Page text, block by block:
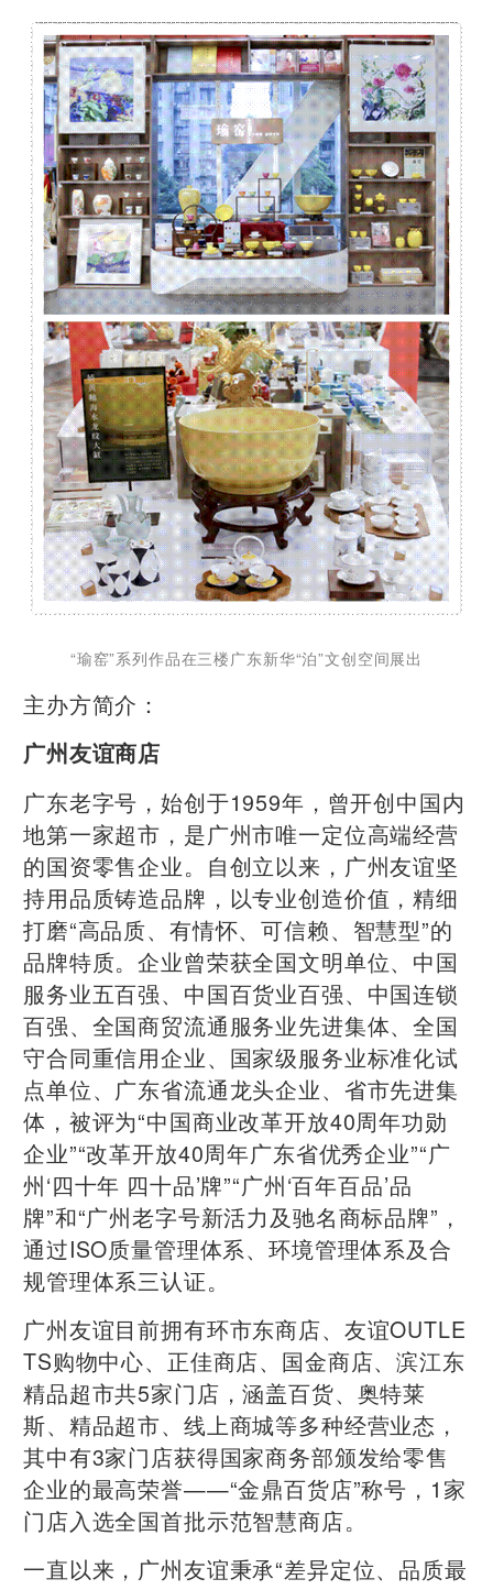
“瑜窑”系列作品在三楼广东新华“泊”文创空间展出
主办方简介：
广州友谊商店
广东老字号，始创于1959年，曾开创中国内
地第一家超市，是广州市唯一定位高端经营
的国资零售企业。自创立以来，广州友谊坚
持用品质铸造品牌，以专业创造价值，精细
打磨“高品质、有情怀、可信赖、智慧型”的
品牌特质。企业曾荣获全国文明单位、中国
服务业五百强、中国百货业百强、中国连锁
百强、全国商贸流通服务业先进集体、全国
守合同重信用企业、国家级服务业标准化试
点单位、广东省流通龙头企业、省市先进集
体，被评为“中国商业改革开放40周年功勋
企业”“改革开放40周年广东省优秀企业”“广
州‘四十年 四十品’牌”“广州‘百年百品’品
牌”和“广州老字号新活力及驰名商标品牌”，
通过ISO质量管理体系、环境管理体系及合
规管理体系三认证。
广州友谊目前拥有环市东商店、友谊OUTLE
TS购物中心、正佳商店、国金商店、滨江东
精品超市共5家门店，涵盖百货、奥特莱
斯、精品超市、线上商城等多种经营业态，
其中有3家门店获得国家商务部颁发给零售
企业的最高荣誉——“金鼎百货店”称号，1家
门店入选全国首批示范智慧商店。
一直以来，广州友谊秉承“差异定位、品质最